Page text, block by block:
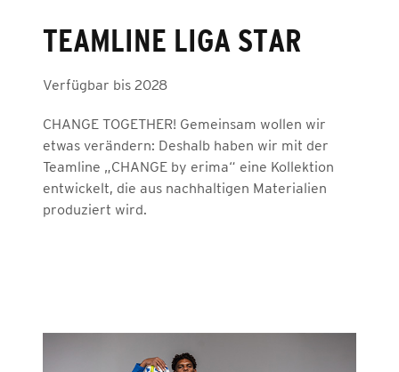
TEAMLINE LIGA STAR
Verfügbar bis 2028
CHANGE TOGETHER! Gemeinsam wollen wir
etwas verändern: Deshalb haben wir mit der
Teamline „CHANGE by erima“ eine Kollektion
entwickelt, die aus nachhaltigen Materialien
produziert wird.